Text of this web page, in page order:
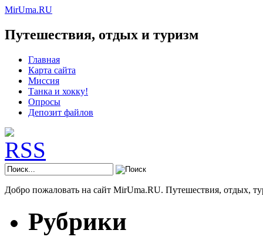
MirUma.RU
Путешествия, отдых и туризм
Главная
Карта сайта
Миссия
Танка и хокку!
Опросы
Депозит файлов
Добро пожаловать на сайт MirUma.RU. Путешествия, отдых,
Рубрики